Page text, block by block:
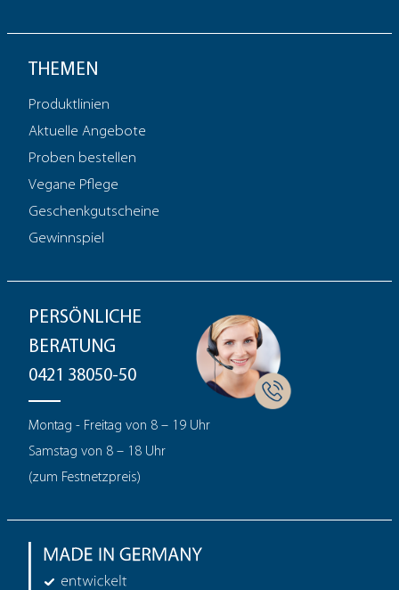
THEMEN
Produktlinien
Aktuelle Angebote
Proben bestellen
Vegane Pflege
Geschenkgutscheine
Gewinnspiel
PERSÖNLICHE
BERATUNG
0421 38050-50
Montag - Freitag von 8 – 19 Uhr
Samstag von 8 – 18 Uhr
(zum Festnetzpreis)